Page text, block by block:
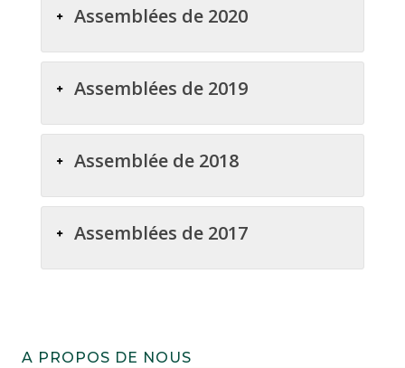
Assemblées de 2020
Assemblées de 2019
Assemblée de 2018
Assemblées de 2017
A PROPOS DE NOUS